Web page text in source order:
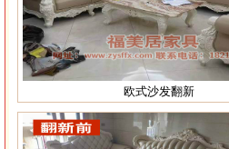
欧式沙发翻新